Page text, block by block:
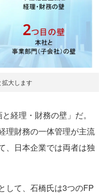
拡大します
経理・財務の壁」だ。
理財務の一体管理が主流
、日本企業では両者は独
して、石橋氏は3つのFP